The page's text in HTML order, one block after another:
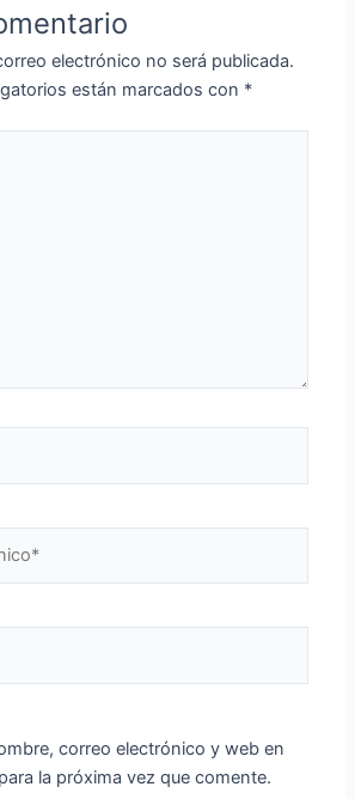
electrónico no será publicada.
están marcados con *
correo electrónico y web en
la próxima vez que comente.